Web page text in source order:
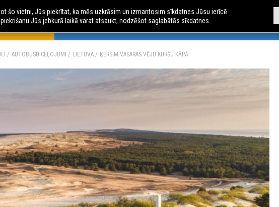
CEĻOJUMI AVIO CEĻOJUMI ČARTERLIDOJUMI AUTOBUSU NOMA
AUTOBUSU CEĻOJUMI LIETUVA ĶERSIM VASARAS VĒJU KURŠU KĀPĀ
šo vietni, Jūs piekrītat, ka mēs uzkrāsim un izmantosim sīkdatnes Jūsu ierīcē.
Jūs jebkurā laikā varat atsaukt, nodzēšot saglabātās sīkdatnes.